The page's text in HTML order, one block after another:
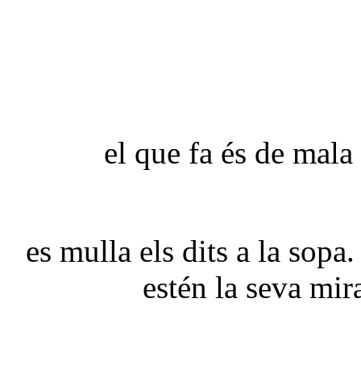
el que fa és de
es mulla els dits a la
estén la seva